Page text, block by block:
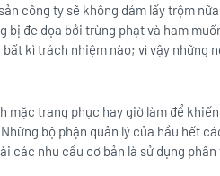
công ty sẽ không dám lấy trộm
đe dọa bởi trừng phạt và ham
kì trách nhiệm nào; vì vậy những
mặc trang phục hay giờ làm để
bộ phận quản lý của hầu hết
các nhu cầu cơ bản là sử dụng